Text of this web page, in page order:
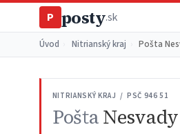
P posty.sk
Úvod Nitrianský kraj Pošta
NITRIANSKÝ KRAJ / PSČ 946 51
PoštaNesvady